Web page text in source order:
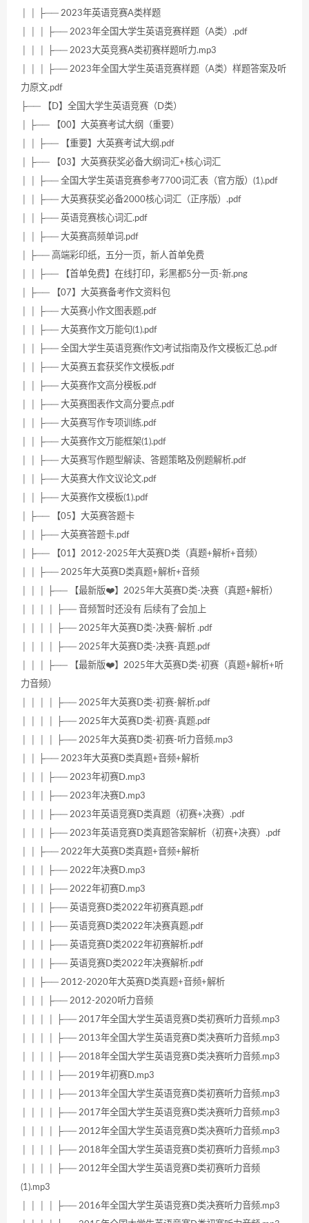
│ │ ├── 2023年英语竞赛A类样题
│ │ │ ├── 2023年全国大学生英语竞赛样题（A类）.pdf
│ │ │ ├── 2023大英竞赛A类初赛样题听力.mp3
│ │ │ ├── 2023年全国大学生英语竞赛样题（A类）样题答案及听
力原文.pdf
├── 【D】全国大学生英语竞赛（D类）
│ ├── 【00】大英赛考试大纲（重要）
│ │ ├── 【重要】大英赛考试大纲.pdf
│ ├── 【03】大英赛获奖必备大纲词汇+核心词汇
│ │ ├── 全国大学生英语竞赛参考7700词汇表（官方版）(1).pdf
│ │ ├── 大英赛获奖必备2000核心词汇（正序版）.pdf
│ │ ├── 英语竞赛核心词汇.pdf
│ │ ├── 大英赛高频单词.pdf
│ ├── 高端彩印纸，五分一页，新人首单免费
│ │ ├── 【首单免费】在线打印，彩黑都5分一页-新.png
│ ├── 【07】大英赛备考作文资料包
│ │ ├── 大英赛小作文图表题.pdf
│ │ ├── 大英赛作文万能句(1).pdf
│ │ ├── 全国大学生英语竞赛(作文)考试指南及作文模板汇总.pdf
│ │ ├── 大英赛五套获奖作文模板.pdf
│ │ ├── 大英赛作文高分模板.pdf
│ │ ├── 大英赛图表作文高分要点.pdf
│ │ ├── 大英赛写作专项训练.pdf
│ │ ├── 大英赛作文万能框架(1).pdf
│ │ ├── 大英赛写作题型解读、答题策略及例题解析.pdf
│ │ ├── 大英赛大作文议论文.pdf
│ │ ├── 大英赛作文模板(1).pdf
│ ├── 【05】大英赛答题卡
│ │ ├── 大英赛答题卡.pdf
│ ├── 【01】2012-2025年大英赛D类（真题+解析+音频）
│ │ ├── 2025年大英赛D类真题+解析+音频
│ │ │ ├── 【最新版❤️】2025年大英赛D类-决赛（真题+解析）
│ │ │ │ ├── 音频暂时还没有 后续有了会加上
│ │ │ │ ├── 2025年大英赛D类-决赛-解析 .pdf
│ │ │ │ ├── 2025年大英赛D类-决赛-真题.pdf
│ │ │ ├── 【最新版❤️】2025年大英赛D类-初赛（真题+解析+听
力音频）
│ │ │ │ ├── 2025年大英赛D类-初赛-解析.pdf
│ │ │ │ ├── 2025年大英赛D类-初赛-真题.pdf
│ │ │ │ ├── 2025年大英赛D类-初赛-听力音频.mp3
│ │ ├── 2023年大英赛D类真题+音频+解析
│ │ │ ├── 2023年初赛D.mp3
│ │ │ ├── 2023年决赛D.mp3
│ │ │ ├── 2023年英语竞赛D类真题（初赛+决赛）.pdf
│ │ │ ├── 2023年英语竞赛D类真题答案解析（初赛+决赛）.pdf
│ │ ├── 2022年大英赛D类真题+音频+解析
│ │ │ ├── 2022年决赛D.mp3
│ │ │ ├── 2022年初赛D.mp3
│ │ │ ├── 英语竞赛D类2022年初赛真题.pdf
│ │ │ ├── 英语竞赛D类2022年决赛真题.pdf
│ │ │ ├── 英语竞赛D类2022年初赛解析.pdf
│ │ │ ├── 英语竞赛D类2022年决赛解析.pdf
│ │ ├── 2012-2020年大英赛D类真题+音频+解析
│ │ │ ├── 2012-2020听力音频
│ │ │ │ ├── 2017年全国大学生英语竞赛D类初赛听力音频.mp3
│ │ │ │ ├── 2013年全国大学生英语竞赛D类决赛听力音频.mp3
│ │ │ │ ├── 2018年全国大学生英语竞赛D类决赛听力音频.mp3
│ │ │ │ ├── 2019年初赛D.mp3
│ │ │ │ ├── 2013年全国大学生英语竞赛D类初赛听力音频.mp3
│ │ │ │ ├── 2017年全国大学生英语竞赛D类决赛听力音频.mp3
│ │ │ │ ├── 2012年全国大学生英语竞赛D类决赛听力音频.mp3
│ │ │ │ ├── 2018年全国大学生英语竞赛D类初赛听力音频.mp3
│ │ │ │ ├── 2012年全国大学生英语竞赛D类初赛听力音频
(1).mp3
│ │ │ │ ├── 2016年全国大学生英语竞赛D类决赛听力音频.mp3